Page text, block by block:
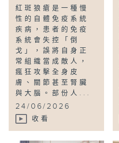
紅斑狼瘡是一種慢
性的自體免疫系統
疾病，患者的免疫
系統會失控「倒
戈」，誤將自身正
常組織當成敵人，
瘋狂攻擊全身皮
膚、關節甚至腎臟
與大腦。部份人...
24/06/2026
收看